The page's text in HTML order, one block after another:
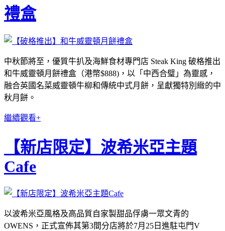
禮盒
中秋節將至，優質牛扒及海鮮食材專門店 Steak King 破格推出
和牛威靈頓月餅禮盒（港幣$888)，以「中西合璧」為靈感，
融合英國名菜威靈頓牛柳和傳統中式月餅，呈獻獨特別緻的中
秋月餅。
繼續觀看+
【新店限定】波希米亞主題
Cafe
以波希米亞風格及高品質自家製甜品俘虜一眾文青的
OWENS，正式宣佈其第3間分店將於7月25日進駐屯門V